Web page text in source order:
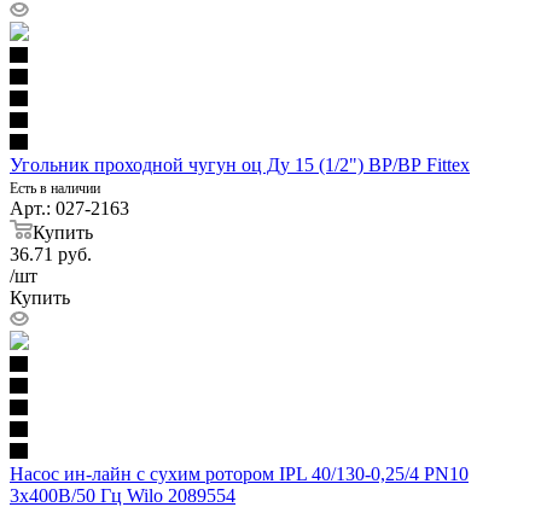
Угольник проходной чугун оц Ду 15 (1/2") ВР/ВР Fittex
Есть в наличии
Арт.: 027-2163
Купить
36.71 руб.
/шт
Купить
Насос ин-лайн с сухим ротором IPL 40/130-0,25/4 PN10
3х400В/50 Гц Wilo 2089554